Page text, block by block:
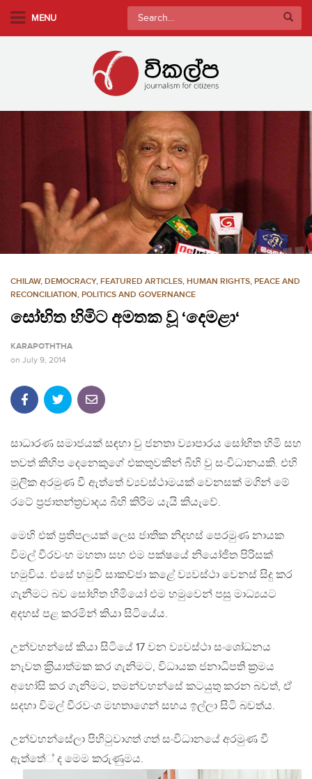
m
e
MENU
Search
for:
CHILAW, DEMOCRACY, FEATURED ARTICLES, HUMAN RIGHTS, PEACE AND
RECONCILIATION, POLITICS AND GOVERNANCE
සෝභිත හිමිට අමතක වූ ‘දෙමළා‘
KARAPOTHTHA
on July 9, 2014
සාධාරණ සමාජයක් සඳහා වු ජනතා ව්‍යාපාරය සෝභිත හිමි සහ
තවත් කිහිප දෙනෙකුගේ එකතුවකින් බිහි වු සංවිධානයකි. එහි
මුලික අරමුණ වී ඇත්තේ ව්‍යවස්ථාමයක් වෙනසක් මගින් මේ
රටේ ප‍්‍රජාතන්ත‍්‍රවාදය බිහි කිරිම යැයි කියැවේ.
මෙහි එක් ප‍්‍රතිපලයක් ලෙස ජාතික නිදහස් පෙරමුණ නායක
විමල් වීරවංහ මහතා සහ එම පක්ෂයේ නියෝජිත පිරිසක්
හමුවිය. එසේ හමුවී සාකච්ජා කළේ ව්‍යවස්ථා වෙනස් සිදු කර
ගැනීමට බව සෝභිත හිමියෝ එම හමුවෙන් පසු මාධ්‍යයට
අදහස් පළ කරමින් කියා සිටියේය.
උන්වහන්සේ කියා සිටියේ 17 වන ව්‍යවස්ථා සංශෝධනය
නැවත ක‍්‍රියාත්මක කර ගැනිමට, විධායක ජනාධිපති ක‍්‍රමය
අහෝසි කර ගැනිමට, තමන්වහන්සේ කටයුතු කරන බවත්, ඒ
සදහා විමල් වීරවංශ මහතාගෙන් සහය ඉල්ලා සිටි බවත්ය.
උන්වහන්සේලා පිහිටුවාගත් ගත් සංවිධානයේ අරමුණ වී
ඇත්තේ් ද මෙම කරුණුමය.